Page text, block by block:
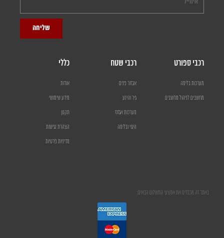
שליחה
רכבי ספורט
מערכות בלימה
מחשבים לניהול מחשבים
רכבי שטח
אבזור פנים
גיר והינע
מערכות אגזוז
היגוי ובלימה
כללי
אודות
מידע שימושי
תקנון
הצהרת נגישות
מדיניות פרטיות
באתר זה מכבדים את אמצעי התשלום הבאים: